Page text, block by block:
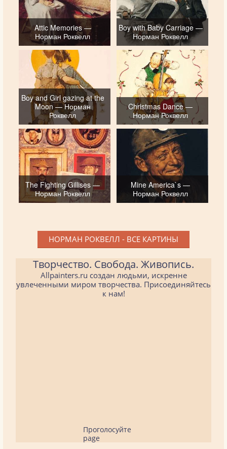
Attic Memories —
Норман Роквелл
Boy with Baby Carriage —
Норман Роквелл
Boy and Girl gazing at the
Moon — Норман
Роквелл
Christmas Dance —
Норман Роквелл
The Fighting Gillises —
Норман Роквелл
Mine America`s —
Норман Роквелл
НОРМАН РОКВЕЛЛ - ВСЕ КАРТИНЫ
Творчество. Свобода. Живопись.
Allpainters.ru создан людьми, искренне
увлеченными миром творчества. Присоединяйтесь
к нам!
Проголосуйте
page